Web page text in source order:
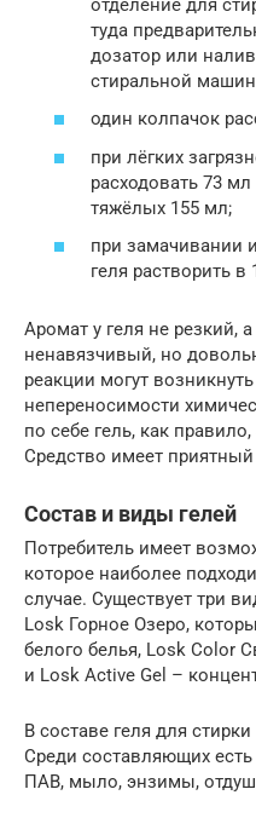
туда
дозатор или
стиральной
один колпачок
при лёгких
расходовать 73 мл
тяжёлых 155 мл;
при замачивании
геля растворить
Аромат у геля не резкий,
ненавязчивый, но
реакции могут
непереносимости
по себе гель, как
Средство имеет приятный
Состав и виды гелей
Потребитель имеет
которое наиболее
случае. Существует три
Losk Горное Озеро,
белого белья, Losk Соlor
и Losk Active Gel –
В составе геля для
Среди составляющих
ПАВ, мыло, энзимы,